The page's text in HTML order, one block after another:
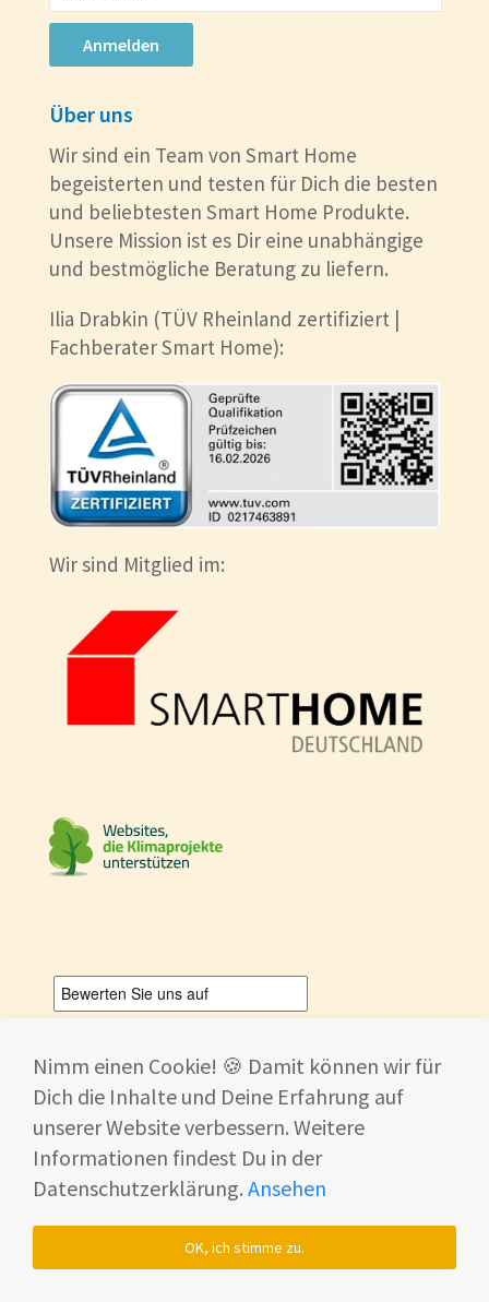
Anmelden
Über uns
Wir sind ein Team von Smart Home
begeisterten und testen für Dich die besten
und beliebtesten Smart Home Produkte.
Unsere Mission ist es Dir eine unabhängige
und bestmögliche Beratung zu liefern.
Ilia Drabkin (TÜV Rheinland zertifiziert |
Fachberater Smart Home):
Wir sind Mitglied im:
Folge uns auf Social Media:
Nimm einen Cookie! 🍪 Damit können wir für
Dich die Inhalte und Deine Erfahrung auf
unserer Website verbessern. Weitere
Informationen findest Du in der
Datenschutzerklärung. Ansehen
OK, ich stimme zu.